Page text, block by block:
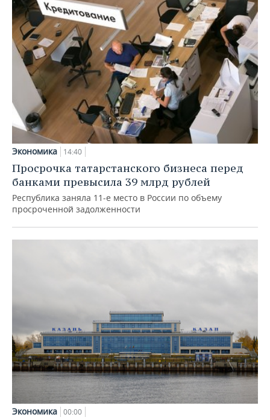
Экономика 14:40
Просрочка татарстанского бизнеса перед
банками превысила 39 млрд рублей
Республика заняла 11-е место в России по объему
просроченной задолженности
Экономика 00:00